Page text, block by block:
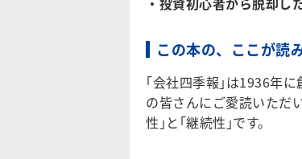
この本の、ここが読
｢会社四季報｣は1936年
の皆さんにご愛読いただ
性｣と｢継続性｣です。